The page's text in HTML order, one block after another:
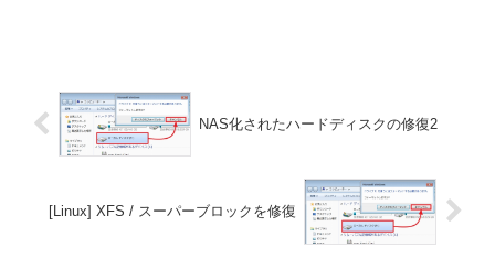
NAS化されたハードディスクの修復2
[Linux] XFS / スーパーブロックを修復